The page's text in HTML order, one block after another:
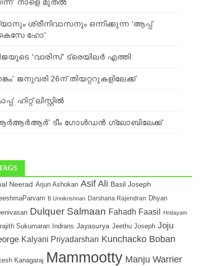
നാളെ മുതല്‍
ശ്രീനിവാസനും ഒന്നിക്കുന്ന ‘ആപ്പ്
ഹോ’
‘വാരിസ്’ ട്രെയിലര്‍ എത്തി
ജനുവരി 26ന് തിയറ്ററുകളിലേക്ക്
ഹിറ്റ് ലിസ്റ്റില്‍
ടീം ഗോള്‍ഡന്‍ ഗ്ലോബിലേക്ക്
Neerad Arjun Ashokan Asif Ali Basil Joseph
B Unnikrishnan Darshana Rajendran Dhyan
Dulquer Salmaan Fahadh Faasil Hridayam
Sukumaran Indrans Jayasurya Jeethu Joseph Joju
Kalyani Priyadarshan Kunchacko Boban
Kanagaraj Mammootty Manju Warrier